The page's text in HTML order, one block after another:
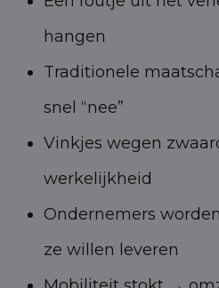
hangen
Traditionele
snel “nee”
Vinkjes wegen
werkelijkheid
Ondernemers
ze willen leveren